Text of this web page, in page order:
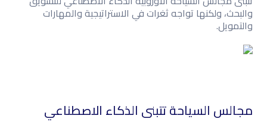
والبحث، ولكنها تواجه ثغرات في الاستراتيجية والمهارات
والتمويل.
مجالس السياحة تتبنى الذكاء الاصطناعي